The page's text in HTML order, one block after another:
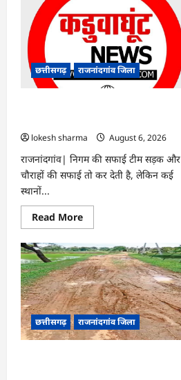
:
समस्या
:
इंटर्न
डॉक्टरों
हड़ताल
के
की
सेवा…
छत्तीसगढ़ राजनांदगांव जिला
lokesh sharma
August 6, 2026
राजनांदगांव| निगम की सफाई टीम सड़क और
चौराहों की सफाई तो कर देती है, लेकिन कई
स्थानों...
Read MoreRead
more
राजनांदगांव
:
सफाई
के
बाद
नहीं
उठा
रहे
निकला
गया
कचरा…
छत्तीसगढ़ राजनांदगांव जिला